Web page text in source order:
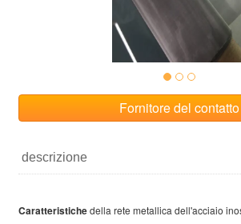
Fornitore del contatto
descrizione
Caratteristichedella rete metallica dell'acciaio